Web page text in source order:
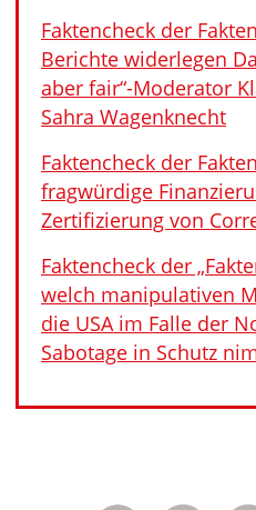
Faktencheck der
Berichte widerlegen
aber fair“-Moderator
Sahra Wagenknecht
Faktencheck der
fragwürdige
Zertifizierung von
Faktencheck der
welch manipulativen
die USA im Falle der
Sabotage in Schutz